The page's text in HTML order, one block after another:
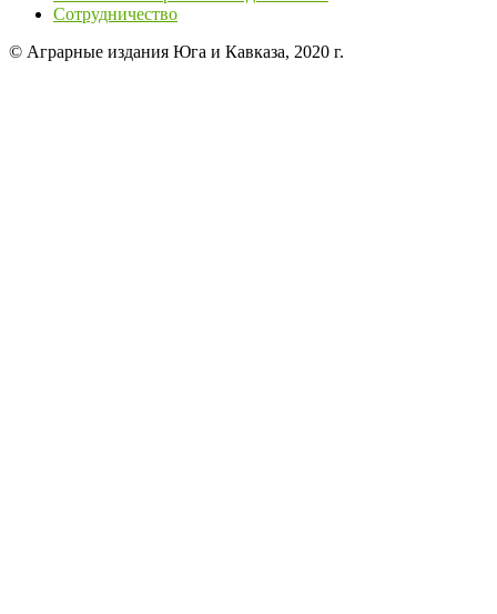
Сотрудничество
© Аграрные издания Юга и Кавказа, 2020 г.